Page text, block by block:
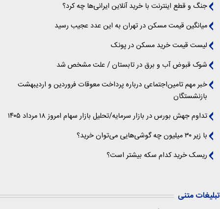
جنگ و قطع اینترنت با خرید آنلاین ایرانی‌ها چه کرد؟
میانگین قیمت مسکن در تهران به این عدد عجیب رسید
لیست قیمت خرید مسکن در پونک
شوک قبوض آب و برق در تابستان / علت مشخص شد
خبر مهم تامین‌اجتماعی درباره پرداخت معوقات فروردین و اردیبهشت
بازنشستگان
تداوم جهش بورس در بازار سرمایه/تحلیل بازار سهام امروز ۱۸ مرداد ۱۴۰۵
با زیر ۳۰ میلیون چه گوشی‌هایی می‌توان خرید؟
ریسک خرید کدام سکه بیشتر است؟
تبلیغات متنی